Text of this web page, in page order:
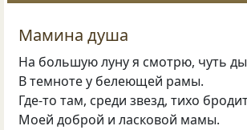
Мамина душа
На большую луну я смотрю, чуть
В темноте у белеющей рамы.
Где-то там, среди звезд, тихо
Моей доброй и ласковой мамы.